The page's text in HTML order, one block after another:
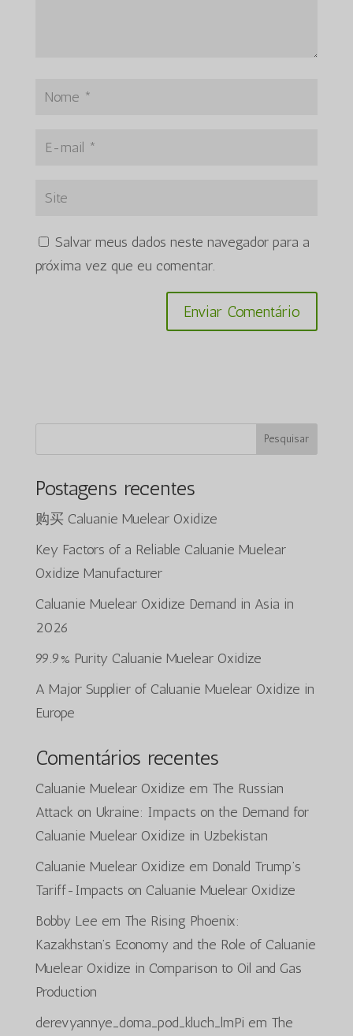
Salvar meus dados neste navegador para a
próxima vez que eu comentar.
Pesquisar
Postagens recentes
购买 Caluanie Muelear Oxidize
Key Factors of a Reliable Caluanie Muelear
Oxidize Manufacturer
Caluanie Muelear Oxidize Demand in Asia in
2026
99.9% Purity Caluanie Muelear Oxidize
A Major Supplier of Caluanie Muelear Oxidize in
Europe
Comentários recentes
Caluanie Muelear Oxidize em The Russian
Attack on Ukraine: Impacts on the Demand for
Caluanie Muelear Oxidize in Uzbekistan
Caluanie Muelear Oxidize em Donald Trump’s
Tariff-Impacts on Caluanie Muelear Oxidize
Bobby Lee em The Rising Phoenix:
Kazakhstan’s Economy and the Role of Caluanie
Muelear Oxidize in Comparison to Oil and Gas
Production
derevyannye_doma_pod_kluch_lmPi em The